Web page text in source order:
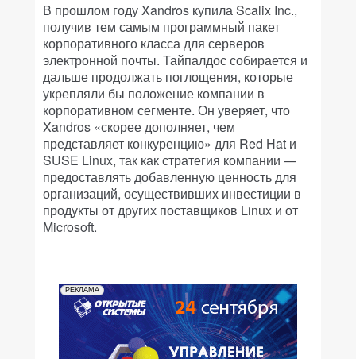
В прошлом году Xandros купила Scalix Inc.,
получив тем самым программный пакет
корпоративного класса для серверов
электронной почты. Тайпалдос собирается и
дальше продолжать поглощения, которые
укрепляли бы положение компании в
корпоративном сегменте. Он уверяет, что
Xandros «скорее дополняет, чем
представляет конкуренцию» для Red Hat и
SUSE Linux, так как стратегия компании —
предоставлять добавленную ценность для
организаций, осуществивших инвестиции в
продукты от других поставщиков Linux и от
Microsoft.
РЕКЛАМА